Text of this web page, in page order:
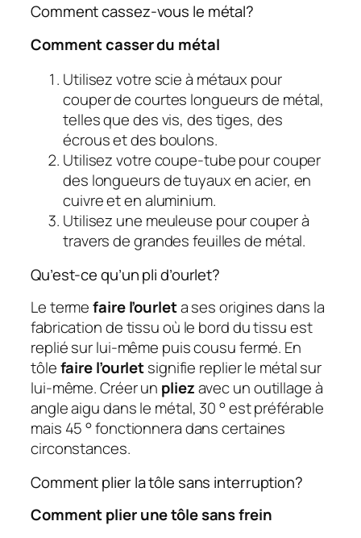
Comment cassez-vous le métal?
Comment casser du métal
Utilisez votre scie à métaux pour
couper de courtes longueurs de métal,
telles que des vis, des tiges, des
écrous et des boulons.
Utilisez votre coupe-tube pour couper
des longueurs de tuyaux en acier, en
cuivre et en aluminium.
Utilisez une meuleuse pour couper à
travers de grandes feuilles de métal.
Qu’est-ce qu’un pli d’ourlet?
Le termefaire l’ourleta ses origines dans la
fabrication de tissu où le bord du tissu est
replié sur lui-même puis cousu fermé. En
tôlefaire l’ourletsignifie replier le métal sur
lui-même. Créer un pliezavec un outillage à
angle aigu dans le métal, 30 ° est préférable
mais 45 ° fonctionnera dans certaines
circonstances.
Comment plier la tôle sans interruption?
Comment plier une tôle sans frein